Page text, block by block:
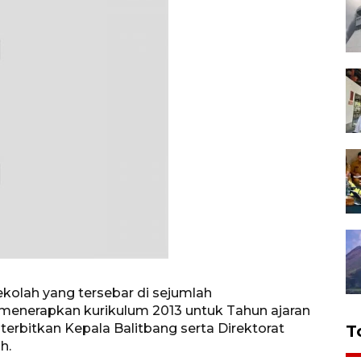
yang tersebar di sejumlah
kurikulum 2013 untuk Tahun ajaran
Kepala Balitbang serta Direktorat